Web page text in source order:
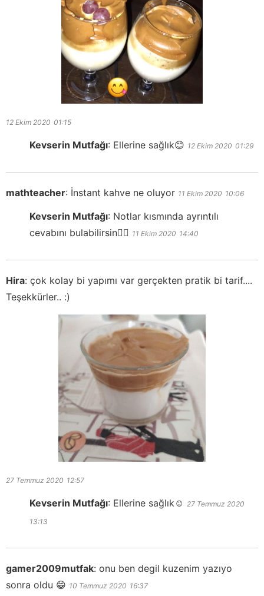
12 Ekim 2020 01:15
Kevserin Mutfağı: Ellerine sağlık😊 12 Ekim 2020 01:29
mathteacher: İnstant kahve ne oluyor 11 Ekim 2020 10:06
Kevserin Mutfağı: Notlar kısmında ayrıntılı
cevabını bulabilirsin👍🏻 11 Ekim 2020 14:40
Hira: çok kolay bi yapımı var gerçekten pratik bi tarif....
Teşekkürler.. :)
27 Temmuz 2020 12:57
Kevserin Mutfağı: Ellerine sağlık☺️ 27 Temmuz 2020
13:13
gamer2009mutfak: onu ben degil kuzenim yazıyo
sonra oldu 😁 10 Temmuz 2020 16:37